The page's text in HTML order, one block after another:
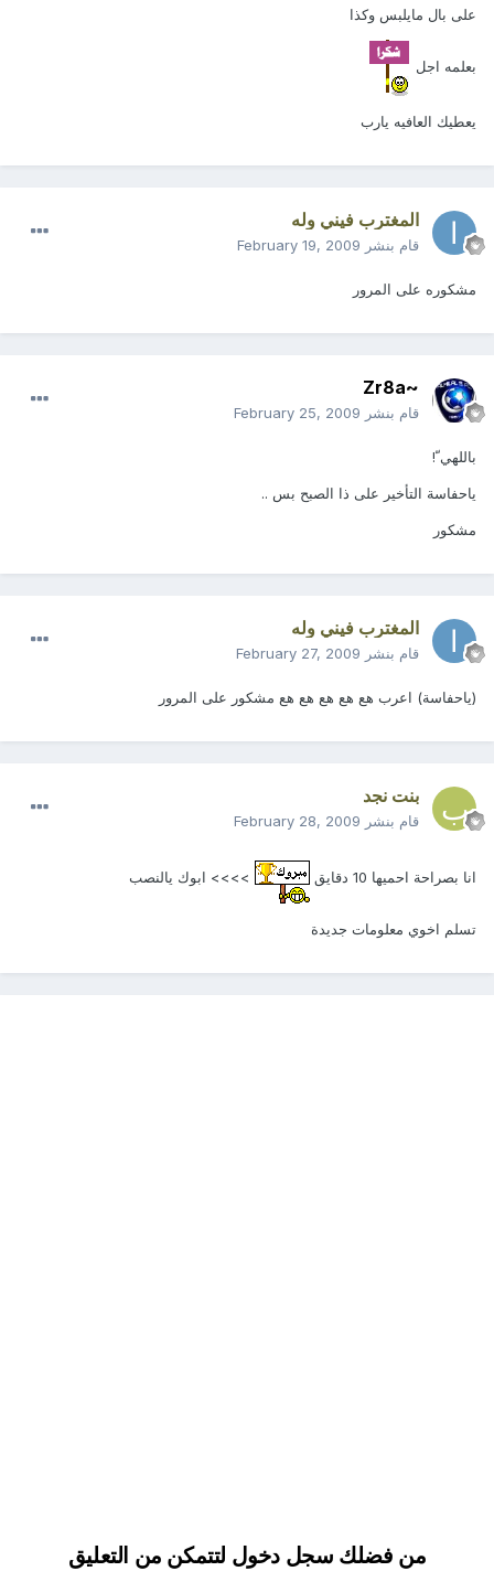
على بال مايلبس وكذا
بعلمه اجل
يعطيك العافيه يارب
المغترب فيني وله
قام بنشر February 19, 2009
مشكوره على المرور
~Zr8a
قام بنشر February 25, 2009
باللهي ّ!
ياحفاسة التأخير على ذا الصبح بس ..
مشكور
المغترب فيني وله
قام بنشر February 27, 2009
(ياحفاسة) اعرب هع هع هع هع هع مشكور على المرور
بنت نجد
قام بنشر February 28, 2009
انا بصراحة احميها 10 دقايق >>>> ابوك يالنصب
تسلم اخوي معلومات جديدة
من فضلك سجل دخول لتتمكن من التعليق